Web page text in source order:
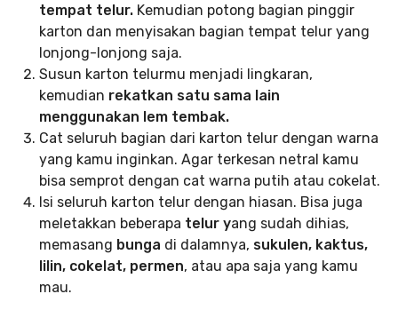
tempat telur. Kemudian potong bagian pinggir
karton dan menyisakan bagian tempat telur yang
lonjong-lonjong saja.
Susun karton telurmu menjadi lingkaran,
kemudian rekatkan satu sama lain
menggunakan lem tembak.
Cat seluruh bagian dari karton telur dengan warna
yang kamu inginkan. Agar terkesan netral kamu
bisa semprot dengan cat warna putih atau cokelat.
Isi seluruh karton telur dengan hiasan. Bisa juga
meletakkan beberapa telur yang sudah dihias,
memasang bunga di dalamnya, sukulen, kaktus,
lilin, cokelat, permen, atau apa saja yang kamu
mau.